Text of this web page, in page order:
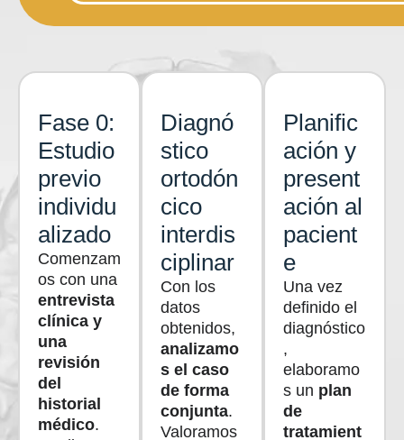
Fase 0:
Estudio
previo
individu
alizado
Comenzam
os con una
entrevista
clínica y
una
revisión
del
historial
médico.
Diagnó
stico
ortodón
cico
interdis
ciplinar
Con los
datos
obtenidos,
analizamo
s el caso
de forma
conjunta.
Valoramos
Planific
ación y
present
ación al
pacient
e
Una vez
definido el
diagnóstico
,
elaboramo
s un plan
de
tratamient